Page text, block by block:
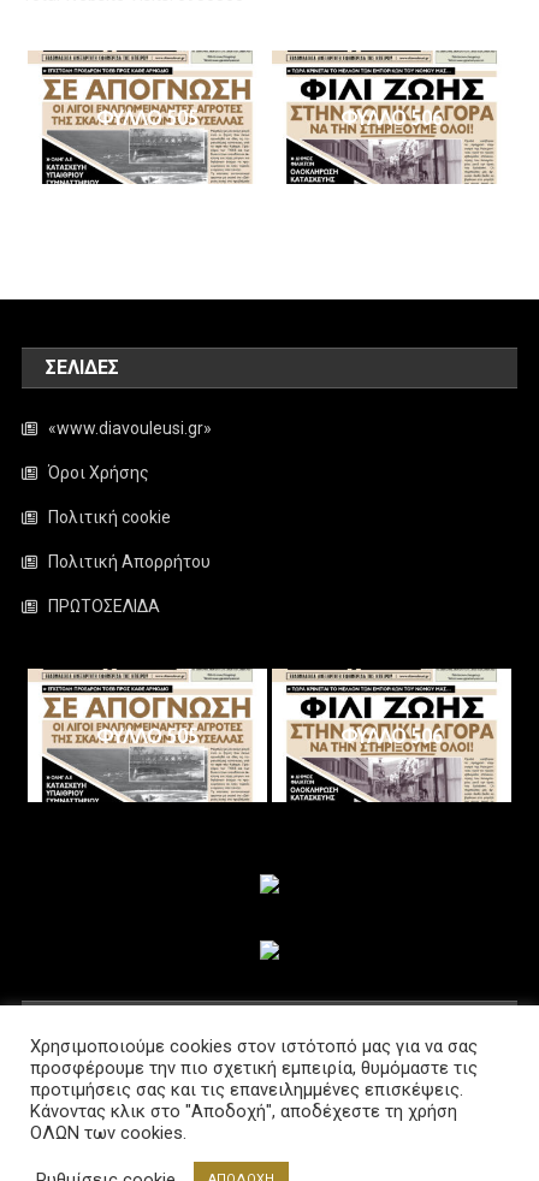
ΦΥΛΛΟ 505 ΦΥΛΛΟ 506
ΣΕΛΊΔΕΣ
«www.diavouleusi.gr»
Όροι Χρήσης
Πολιτική cookie
Πολιτική Απορρήτου
ΠΡΩΤΟΣΕΛΙΔΑ
ΦΥΛΛΟ 505 ΦΥΛΛΟ 506
Χρησιμοποιούμε cookies στον ιστότοπό μας για να σας
προσφέρουμε την πιο σχετική εμπειρία, θυμόμαστε τις
προτιμήσεις σας και τις επανειλημμένες επισκέψεις.
Κάνοντας κλικ στο "Αποδοχή", αποδέχεστε τη χρήση
ΟΛΩΝ των cookies.